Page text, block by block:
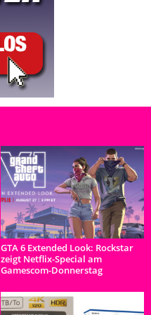
GTA 6 Extended Look: Rockstar
zeigt Netflix-Special am
Gamescom-Donnerstag